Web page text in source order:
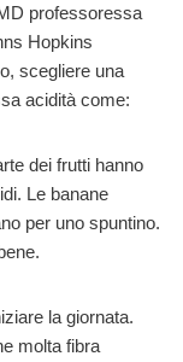
professoressa
Hopkins
scegliere una
acidità come:
dei frutti hanno
Le banane
per uno spuntino.
la giornata.
molta fibra